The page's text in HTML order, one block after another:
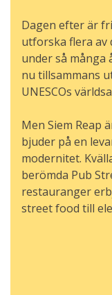
Dagen efter är
utforska flera av
under så många
nu tillsammans
UNESCOs
Men Siem Reap
bjuder på en
modernitet.
berömda Pub
restauranger
street food till